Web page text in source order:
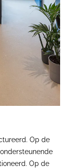
Op de
Op de